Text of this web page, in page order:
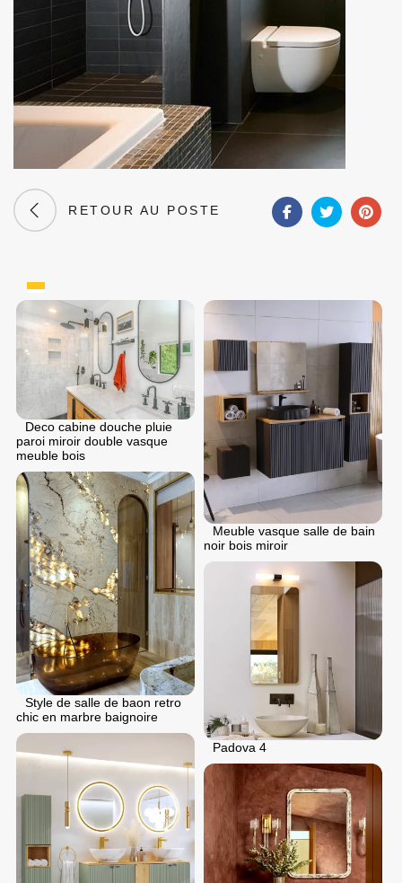
RETOUR AU POSTE
Deco cabine douche pluie
paroi miroir double vasque
meuble bois
Meuble vasque salle de bain
noir bois miroir
Style de salle de baon retro
chic en marbre baignoire
Padova 4